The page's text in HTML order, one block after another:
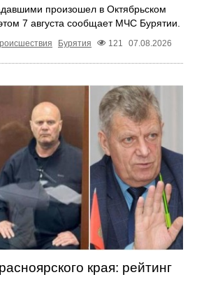
произошел в Октябрьском
7 августа сообщает МЧС Бурятии.
Бурятия 121 07.08.2026
края: рейтинг